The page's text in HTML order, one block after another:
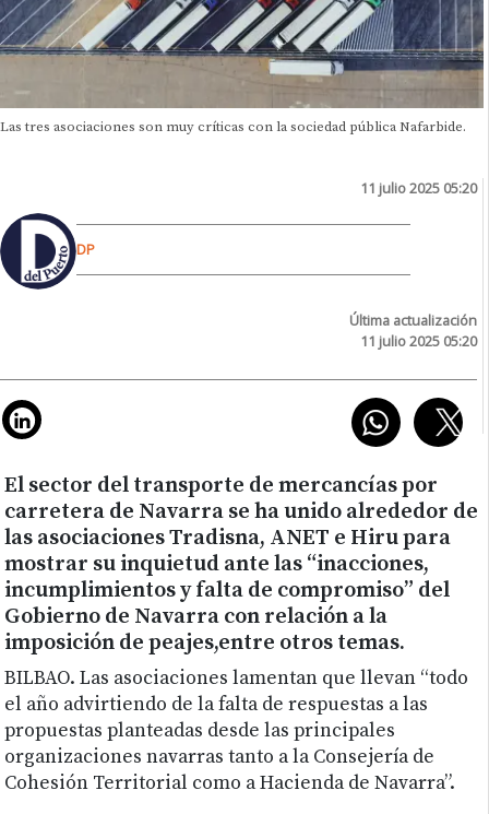
Las tres asociaciones son muy críticas con la sociedad pública Nafarbide.
11 julio 2025 05:20
DP
Última actualización
11 julio 2025 05:20
El sector del transporte de mercancías por
carretera de Navarra se ha unido alrededor de
las asociaciones Tradisna, ANET e Hiru para
mostrar su inquietud ante las “inacciones,
incumplimientos y falta de compromiso” del
Gobierno de Navarra con relación a la
imposición de peajes,entre otros temas.
BILBAO. Las asociaciones lamentan que llevan “todo
el año advirtiendo de la falta de respuestas a las
propuestas planteadas desde las principales
organizaciones navarras tanto a la Consejería de
Cohesión Territorial como a Hacienda de Navarra”.